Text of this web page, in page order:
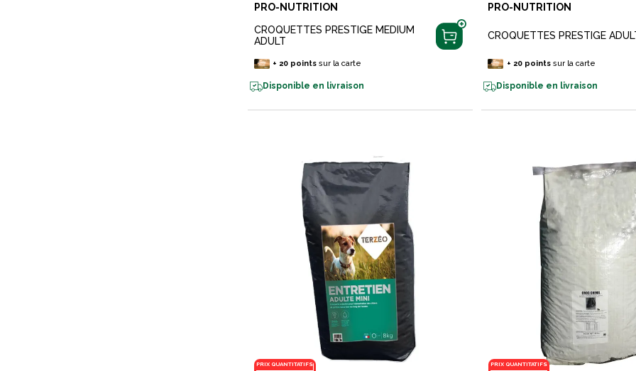
PRO-NUTRITION
CROQUETTES PRESTIGE MEDIUM
ADULT
+20 points sur la carte
Disponible en livraison
PRO-NUTRITION
CROQUETTES PRESTIGE
+ 20pointssur la carte
Disponible en livraison
PRIX QUANTITATIFS
PRIX QUANTITATIFS